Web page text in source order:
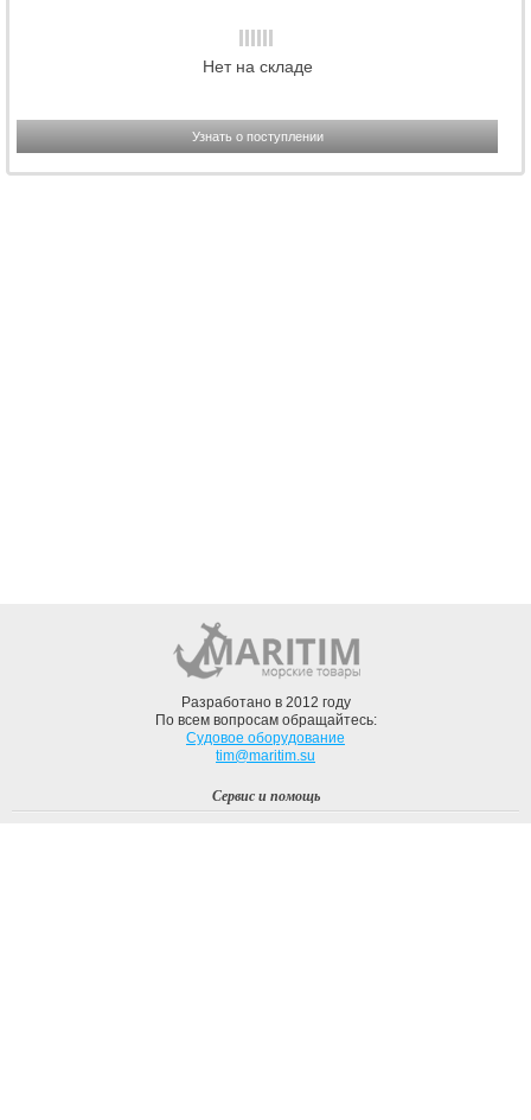
Нет на складе
Узнать о поступлении
Разработано в 2012 году
По всем вопросам обращайтесь:
Судовое оборудование
tim@maritim.su
Сервис и помощь